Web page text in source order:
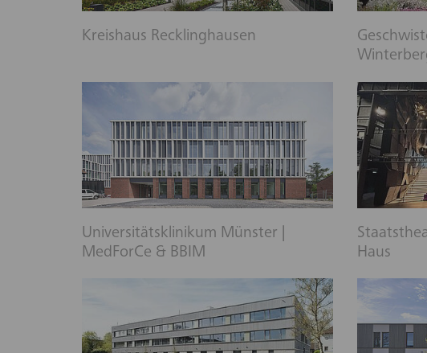
Kreishaus Recklinghausen
Universitätsklinikum Münster |
MedForCe & BBIM
Haus